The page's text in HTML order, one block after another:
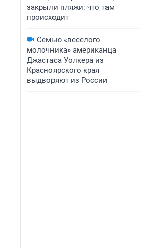
закрыли пляжи: что там
происходит
Семью «веселого
молочника» американца
Джастаса Уолкера из
Красноярского края
выдворяют из России